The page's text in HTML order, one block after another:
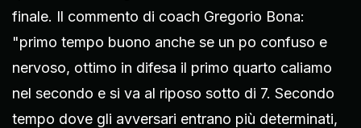
finale. Il commento di coach Gregorio Bona:
"primo tempo buono anche se un po confuso e
nervoso, ottimo in difesa il primo quarto caliamo
nel secondo e si va al riposo sotto di 7. Secondo
tempo dove gli avversari entrano più determinati,